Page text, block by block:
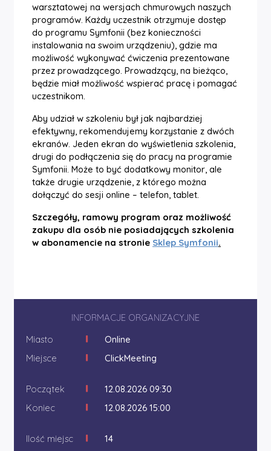
warsztatowej na wersjach chmurowych naszych
programów. Każdy uczestnik otrzymuje dostęp
do programu Symfonii (bez konieczności
instalowania na swoim urządzeniu), gdzie ma
możliwość wykonywać ćwiczenia prezentowane
przez prowadzącego. Prowadzący, na bieżąco,
będzie miał możliwość wspierać pracę i pomagać
uczestnikom.
Aby udział w szkoleniu był jak najbardziej
efektywny, rekomendujemy korzystanie z dwóch
ekranów. Jeden ekran do wyświetlenia szkolenia,
drugi do podłączenia się do pracy na programie
Symfonii. Może to być dodatkowy monitor, ale
także drugie urządzenie, z którego można
dołączyć do sesji online – telefon, tablet.
Szczegóły, ramowy program oraz możliwość
zakupu dla osób nie posiadających szkolenia
w abonamencie na stronie Sklep Symfonii.
INFORMACJE ORGANIZACYJNE
Miasto
Online
Miejsce
ClickMeeting
Początek
12.08.2026 09:30
Koniec
12.08.2026 15:00
Ilość miejsc
14